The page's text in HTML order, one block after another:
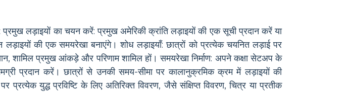
प्रमुख लड़ाइयों का चयन करें: प्रमुख अमेरिकी क्रांति लड़ाइयों की एक सूची प्रदान करें या
की एक समयरेखा बनाएंगे। शोध लड़ाइयाँ: छात्रों को प्रत्येक चयनित लड़ाई पर
शामिल प्रमुख आंकड़े और परिणाम शामिल हों। समयरेखा निर्माण: अपने कक्षा सेटअप के
प्रदान करें। छात्रों से उनकी समय-सीमा पर कालानुक्रमिक क्रम में लड़ाइयों की
प्रत्येक युद्ध प्रविष्टि के लिए अतिरिक्त विवरण, जैसे संक्षिप्त विवरण, चित्र या प्रतीक